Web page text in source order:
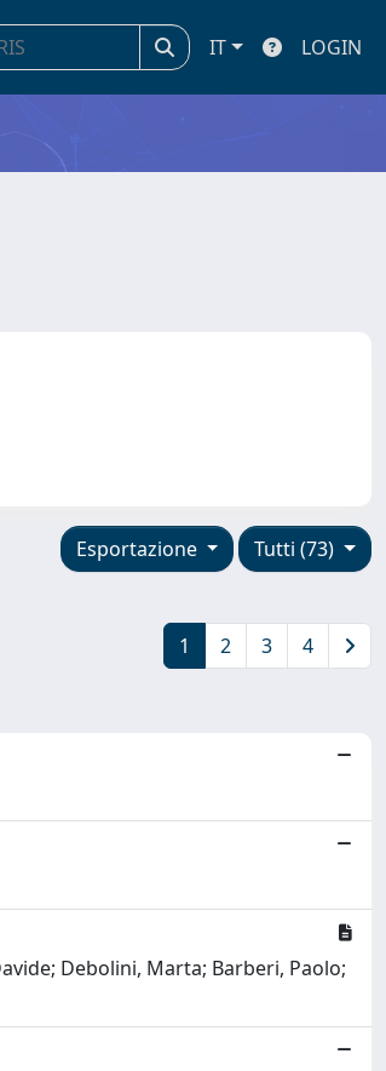
IT LOGIN
Tutti (73)
Esportazione
1 2 3 4
Debolini, Marta; Barberi, Paolo;